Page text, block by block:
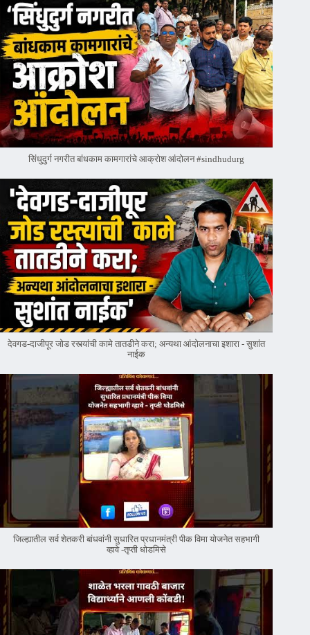
सिंधुदुर्ग नगरीत बांधकाम कामगारांचे आक्रोश आंदोलन #sindhudurg
देवगड-दाजीपूर जोड रस्त्यांची कामे तातडीने करा; अन्यथा आंदोलनाचा इशारा - सुशांत
नाईक
जिल्ह्यातील सर्व शेतकरी बांधवांनी सुधारित प्रधानमंत्री पीक विमा योजनेत सहभागी
व्हावे -तृप्ती धोडमिसे